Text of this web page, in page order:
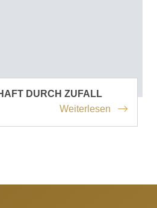
DURCH ZUFALL
Weiterlesen